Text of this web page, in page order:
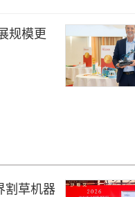
规模更
割草机器